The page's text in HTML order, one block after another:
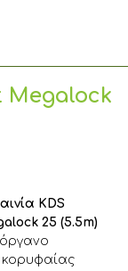
Megalock
KDS
25 (5.5m)
όργανο